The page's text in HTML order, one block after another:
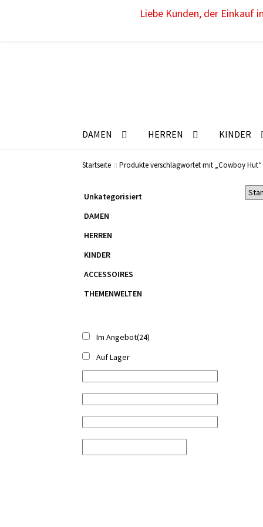
DAMEN HERREN KINDER
Startseite Produkte verschlagwortet mit „Cowboy Hut“
Unkategorisiert
DAMEN
HERREN
KINDER
ACCESSOIRES
THEMENWELTEN
Im Angebot(24)
Auf Lager
Liebe Kunden, der Einkauf